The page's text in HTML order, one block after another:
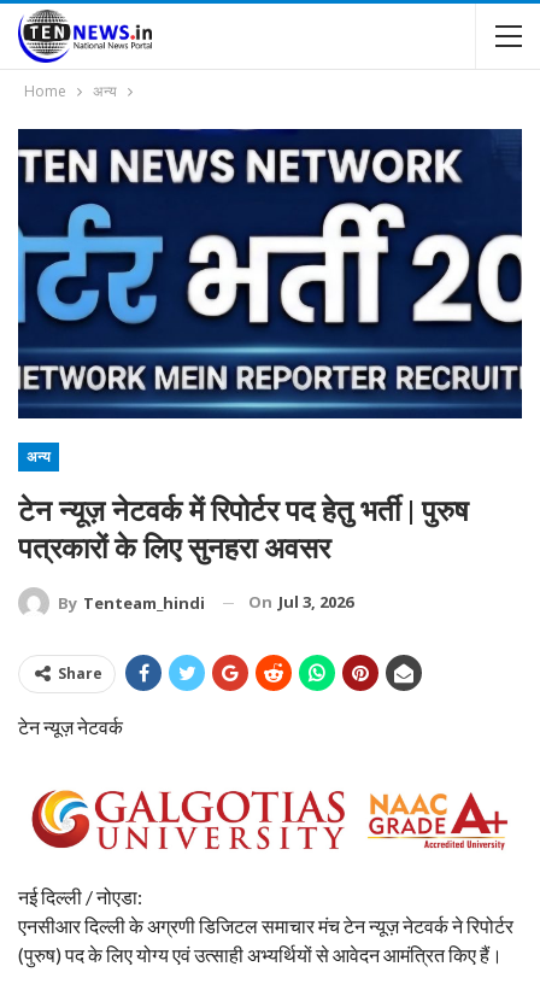
Home अन्य
अन्य
टेन न्यूज़ नेटवर्क में रिपोर्टर पद हेतु भर्ती | पुरुष
पत्रकारों के लिए सुनहरा अवसर
By Tenteam_hindi On Jul 3, 2026
Share
टेन न्यूज़ नेटवर्क
नई दिल्ली / नोएडा:
एनसीआर दिल्ली के अग्रणी डिजिटल समाचार मंच टेन न्यूज़ नेटवर्क ने रिपोर्टर
(पुरुष) पद के लिए योग्य एवं उत्साही अभ्यर्थियों से आवेदन आमंत्रित किए हैं।